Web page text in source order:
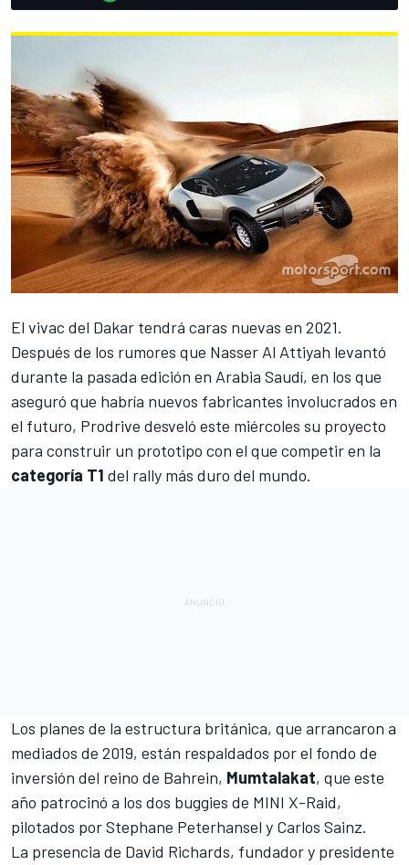
El vivac del Dakar tendrá caras nuevas en 2021.
Después de los rumores que Nasser Al Attiyah levantó
durante la pasada edición en Arabia Saudí, en los que
aseguró que habría nuevos fabricantes involucrados en
el futuro, Prodrive desveló este miércoles su proyecto
para construir un prototipo con el que competir en la
categoría T1 del rally más duro del mundo.
Los planes de la estructura británica, que arrancaron a
mediados de 2019, están respaldados por el fondo de
inversión del reino de Bahrein, Mumtalakat, que este
año patrocinó a los dos buggies de MINI X-Raid,
pilotados por Stephane Peterhansel y Carlos Sainz.
La presencia de David Richards, fundador y presidente